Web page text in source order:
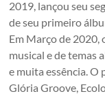
2019, lançou seu
de seu primeiro
Em Março de 2020,
musical e de temas
e muita essência.
Glória Groove,